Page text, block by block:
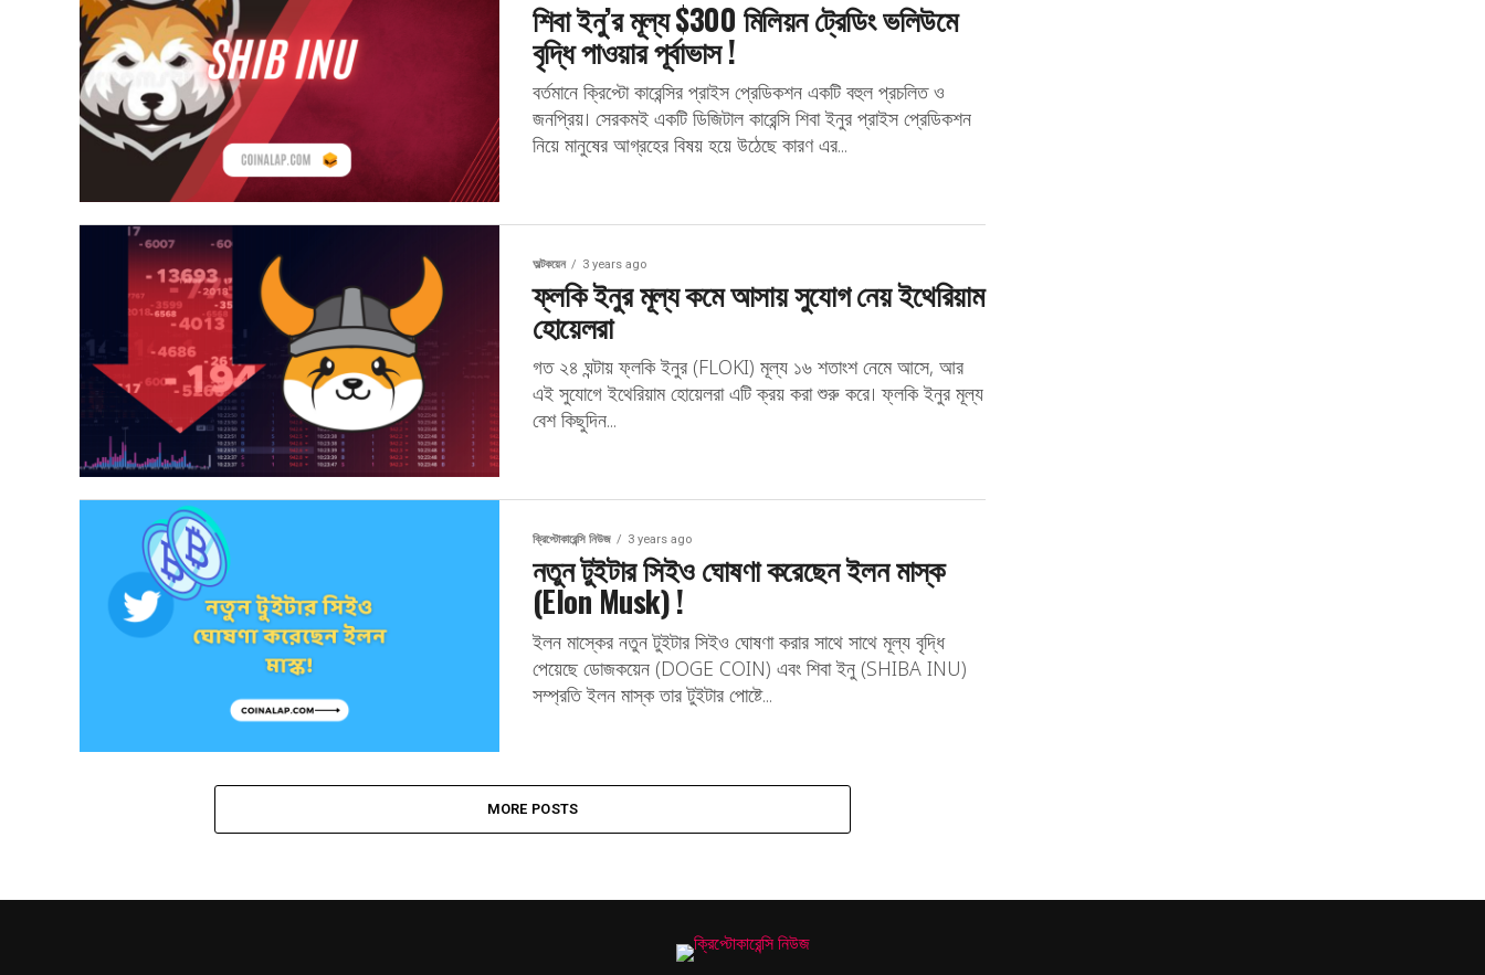
শিবা ইনু’র মূল্য $300 মিলিয়ন ট্রেডিং ভলিউমে
বৃদ্ধি পাওয়ার পূর্বাভাস !
বর্তমানে ক্রিপ্টো কারেন্সির প্রাইস প্রেডিকশন একটি বহুল প্রচলিত ও
জনপ্রিয়। সেরকমই একটি ডিজিটাল কারেন্সি শিবা ইনুর প্রাইস প্রেডিকশন
নিয়ে মানুষের আগ্রহের বিষয় হয়ে উঠেছে কারণ এর...
অল্টকয়েন 3 years ago
ফ্লকি ইনুর মূল্য কমে আসায় সুযোগ নেয় ইথেরিয়াম
হোয়েলরা
গত ২৪ ঘন্টায় ফ্লকি ইনুর (FLOKI) মূল্য ১৬ শতাংশ নেমে আসে, আর
এই সুযোগে ইথেরিয়াম হোয়েলরা এটি ক্রয় করা শুরু করে। ফ্লকি ইনুর মূল্য
বেশ কিছুদিন...
ক্রিপ্টোকারেন্সি নিউজ 3 years ago
নতুন টুইটার সিইও ঘোষণা করেছেন ইলন মাস্ক
(Elon Musk) !
ইলন মাস্কের নতুন টুইটার সিইও ঘোষণা করার সাথে সাথে মূল্য বৃদ্ধি
পেয়েছে ডোজকয়েন (DOGE COIN) এবং শিবা ইনু (SHIBA INU)
সম্প্রতি ইলন মাস্ক তার টুইটার পোষ্টে...
MORE POSTS